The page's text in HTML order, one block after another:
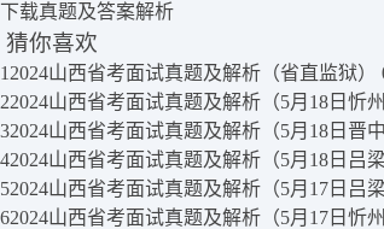
下载真题及答案解析
猜你喜欢
1 2024山西省考面试真题及解析（省直监狱）
22024山西省考面试真题及解析（5月18日忻州
32024山西省考面试真题及解析（5月18日晋中
42024山西省考面试真题及解析（5月18日吕梁
52024山西省考面试真题及解析（5月17日吕梁
62024山西省考面试真题及解析（5月17日忻州